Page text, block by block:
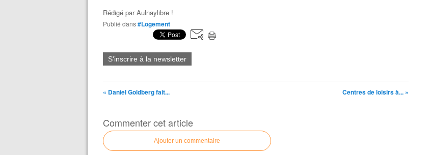
Rédigé parAulnaylibre !
Publié dans#Logement
S'inscrire à la newsletter
« Daniel Goldberg fait... Centres de loisirs à... »
Commenter cet article
Ajouter un commentaire